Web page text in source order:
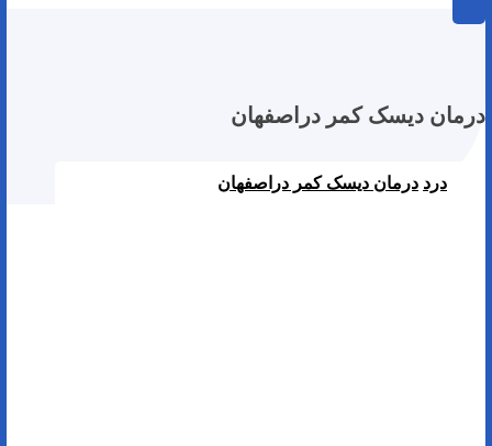
درمان دیسک کمر دراصفهان
درد درمان دیسک کمر دراصفهان